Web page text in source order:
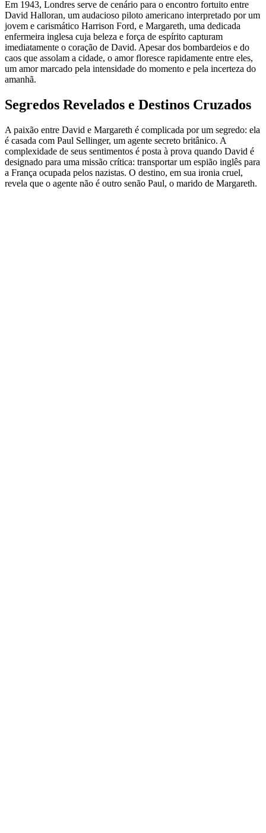
Em 1943, Londres serve de cenário para o encontro fortuito entre
David Halloran, um audacioso piloto americano interpretado por um
jovem e carismático Harrison Ford, e Margareth, uma dedicada
enfermeira inglesa cuja beleza e força de espírito capturam
imediatamente o coração de David. Apesar dos bombardeios e do
caos que assolam a cidade, o amor floresce rapidamente entre eles,
um amor marcado pela intensidade do momento e pela incerteza do
amanhã.
Segredos Revelados e Destinos Cruzados
A paixão entre David e Margareth é complicada por um segredo: ela
é casada com Paul Sellinger, um agente secreto britânico. A
complexidade de seus sentimentos é posta à prova quando David é
designado para uma missão crítica: transportar um espião inglês para
a França ocupada pelos nazistas. O destino, em sua ironia cruel,
revela que o agente não é outro senão Paul, o marido de Margareth.